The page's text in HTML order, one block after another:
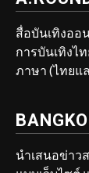
สื่อบันเทิงออ
การบันเทิงไ
ภาษา (ไทยแ
นำเสนอข่าว